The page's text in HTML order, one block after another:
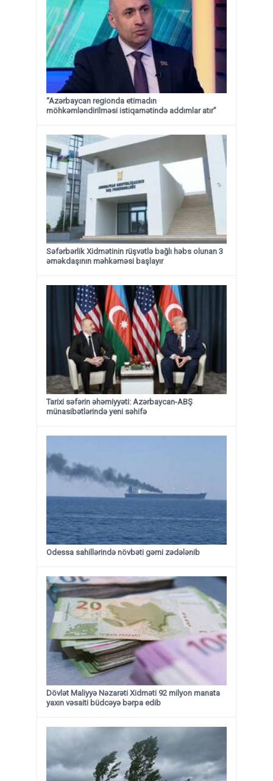
“Azərbaycan regionda etimadın
möhkəmləndirilməsi istiqamətində addımlar atır”
Səfərbərlik Xidmətinin rüşvətlə bağlı həbs olunan 3
əməkdaşının məhkəməsi başlayır
Tarixi səfərin əhəmiyyəti: Azərbaycan-ABŞ
münasibətlərində yeni səhifə
Odessa sahillərində növbəti gəmi zədələnib
Dövlət Maliyyə Nəzarəti Xidməti 92 milyon manata
yaxın vəsaiti büdcəyə bərpa edib